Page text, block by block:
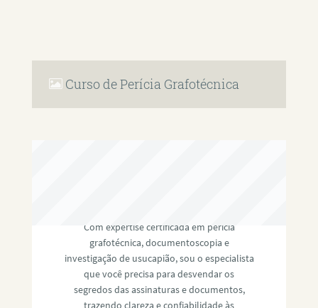
Curso de Perícia Grafotécnica
Com expertise certificada em perícia
grafotécnica, documentoscopia e
investigação de usucapião, sou o especialista
que você precisa para desvendar os
segredos das assinaturas e documentos,
trazendo clareza e confiabilidade às